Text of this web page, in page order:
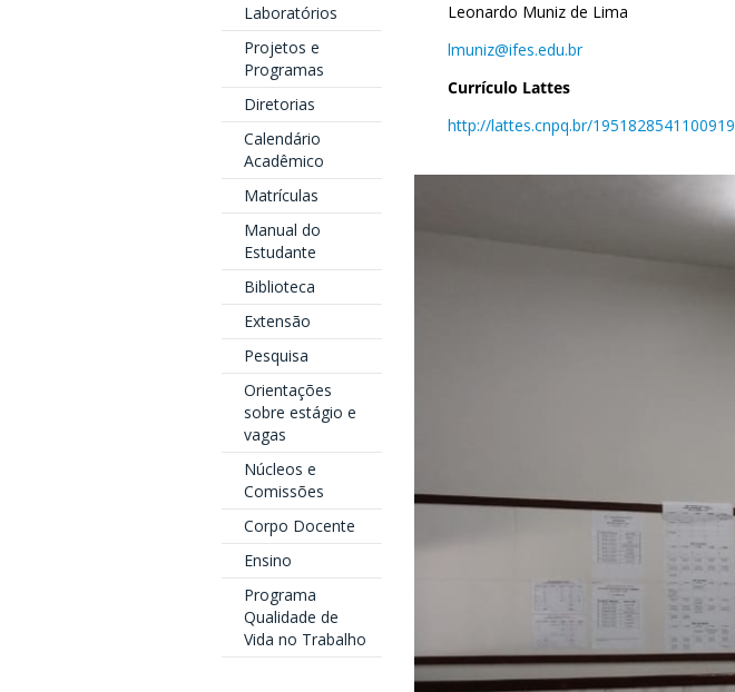
Laboratórios
Projetos e
Programas
Diretorias
Calendário
Acadêmico
Matrículas
Manual do
Estudante
Biblioteca
Extensão
Pesquisa
Orientações
sobre estágio e
vagas
Núcleos e
Comissões
Corpo Docente
Ensino
Programa
Qualidade de
Vida no Trabalho
Leonardo Muniz de Lima
lmuniz@ifes.edu.br
Currículo Lattes
http://lattes.cnpq.br/1951828541100919